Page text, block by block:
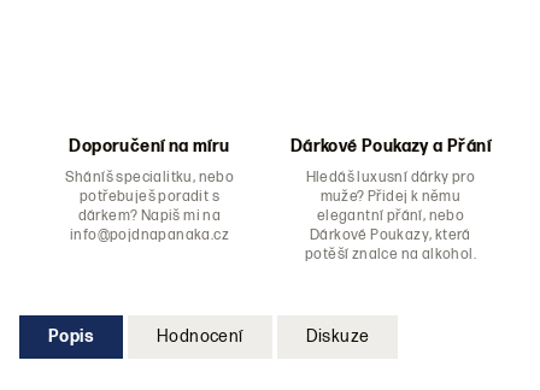
Doporučení na míru
Sháníš specialitku, nebo
potřebuješ poradit s
dárkem? Napiš mi na
info@pojdnapanaka.cz
Dárkové Poukazy a Přání
Hledáš luxusní dárky pro
muže? Přidej k němu
elegantní přání, nebo
Dárkové Poukazy, která
potěší znalce na alkohol.
Popis Hodnocení Diskuze